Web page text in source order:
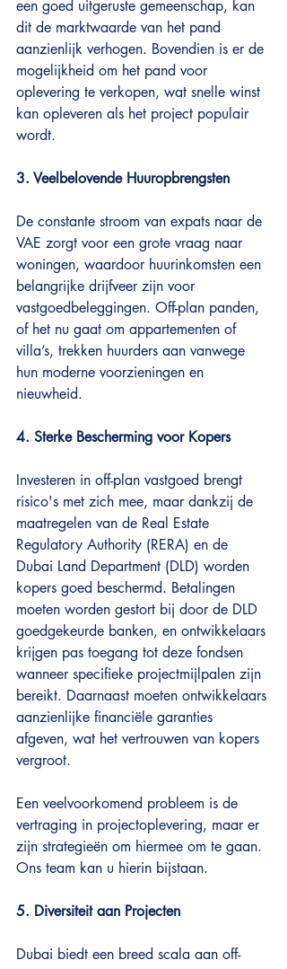
een goed uitgeruste gemeenschap, kan
dit de marktwaarde van het pand
aanzienlijk verhogen. Bovendien is er de
mogelijkheid om het pand voor
oplevering te verkopen, wat snelle winst
kan opleveren als het project populair
wordt.
3. Veelbelovende Huuropbrengsten
De constante stroom van expats naar de
VAE zorgt voor een grote vraag naar
woningen, waardoor huurinkomsten een
belangrijke drijfveer zijn voor
vastgoedbeleggingen. Off-plan panden,
of het nu gaat om appartementen of
villa’s, trekken huurders aan vanwege
hun moderne voorzieningen en
nieuwheid.
4. Sterke Bescherming voor Kopers
Investeren in off-plan vastgoed brengt
risico's met zich mee, maar dankzij de
maatregelen van de Real Estate
Regulatory Authority (RERA) en de
Dubai Land Department (DLD) worden
kopers goed beschermd. Betalingen
moeten worden gestort bij door de DLD
goedgekeurde banken, en ontwikkelaars
krijgen pas toegang tot deze fondsen
wanneer specifieke projectmijlpalen zijn
bereikt. Daarnaast moeten ontwikkelaars
aanzienlijke financiële garanties
afgeven, wat het vertrouwen van kopers
vergroot.
Een veelvoorkomend probleem is de
vertraging in projectoplevering, maar er
zijn strategieën om hiermee om te gaan.
Ons team kan u hierin bijstaan.
5. Diversiteit aan Projecten
Dubai biedt een breed scala aan off-